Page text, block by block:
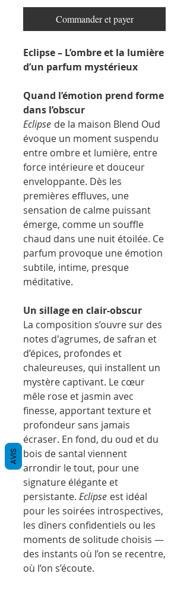
Commander et payer
Eclipse – L’ombre et la lumière
d’un parfum mystérieux
Quand l’émotion prend forme
dans l’obscur
Eclipse de la maison Blend Oud
évoque un moment suspendu
entre ombre et lumière, entre
force intérieure et douceur
enveloppante. Dès les
premières effluves, une
sensation de calme puissant
émerge, comme un souffle
chaud dans une nuit étoilée. Ce
parfum provoque une émotion
subtile, intime, presque
méditative.
Un sillage en clair-obscur
La composition s’ouvre sur des
notes d'agrumes, de safran et
d’épices, profondes et
chaleureuses, qui installent un
mystère captivant. Le cœur
mêle rose et jasmin avec
finesse, apportant texture et
profondeur sans jamais
écraser. En fond, du oud et du
bois de santal viennent
arrondir le tout, pour une
signature élégante et
persistante. Eclipse est idéal
pour les soirées introspectives,
les dîners confidentiels ou les
moments de solitude choisis —
des instants où l’on se recentre,
où l’on s’écoute.
AVIS